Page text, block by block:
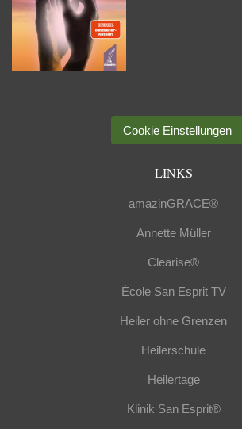
Cookie Einstellungen
LINKS
amazinGRACE®
Annette Müller
Clearise®
École San Esprit TV
Heiler ohne Grenzen
Heilerschule
Heilertage
Klinik San Esprit®